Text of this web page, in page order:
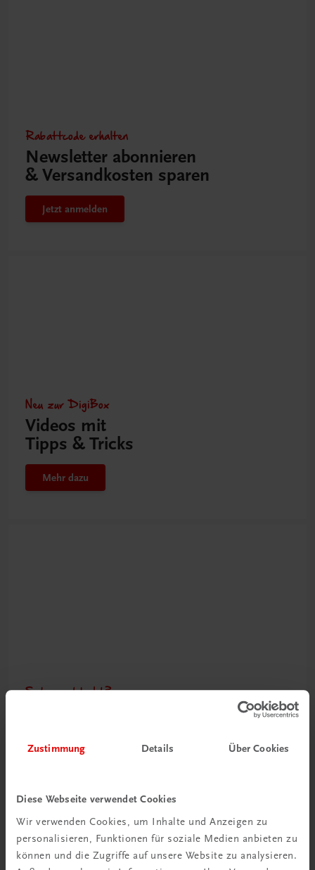
Zustimmung Details Über Cookies
Diese Webseite verwendet Cookies
Wir verwenden Cookies, um Inhalte und Anzeigen zu
personalisieren, Funktionen für soziale Medien anbieten zu
können und die Zugriffe auf unsere Website zu analysieren.
Rabattcode erhalten
Newsletter abonnieren
& Versandkosten sparen
Jetzt anmelden
Neu zur DigiBox
Videos mit
Tipps & Tricks
Mehr dazu
Schon entdeckt?
Mehr dazu